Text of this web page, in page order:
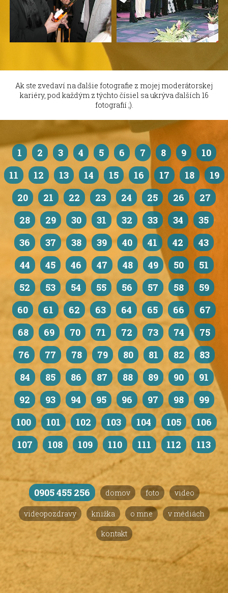
Ak ste zvedaví na ďalšie fotografie z mojej moderátorskej
kariéry, pod každým z týchto čísiel sa ukrýva ďalších 16
fotografií ;).
1 2 3 4 5 6 7 8 9
10
11
12 13 14 15 16 17 18
19
20
21 22 23 24 25 26
27
28
29 30 31 32 33 34
35
36
37 38 39 40 41 42
43
44
45 46 47 48 49 50
51
52
53 54 55 56 57 58
59
60
61 62 63 64 65 66
67
68
69 70 71 72 73 74
75
76
77 78 79 80 81 82
83
84
85 86 87 88 89 90
91
92
93 94 95 96 97 98
99
100
101 102 103 104 105
106
107
108 109 110 111 112 113
0905 455 256 domov foto video
videopozdravy knižka o mne v médiách
kontakt